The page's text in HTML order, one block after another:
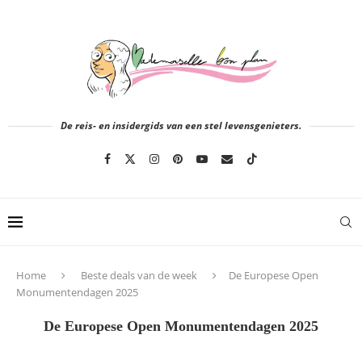
De reis- en insidergids van een stel levensgenieters.
Home Beste deals van de week
De Europese Open
Monumentendagen 2025
De Europese Open Monumentendagen 2025